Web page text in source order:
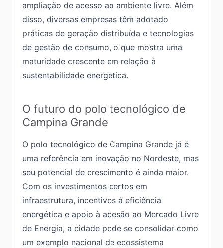
ampliação de acesso ao ambiente livre. Além
disso, diversas empresas têm adotado
práticas de geração distribuída e tecnologias
de gestão de consumo, o que mostra uma
maturidade crescente em relação à
sustentabilidade energética.
O futuro do polo tecnológico de
Campina Grande
O polo tecnológico de Campina Grande já é
uma referência em inovação no Nordeste, mas
seu potencial de crescimento é ainda maior.
Com os investimentos certos em
infraestrutura, incentivos à eficiência
energética e apoio à adesão ao Mercado Livre
de Energia, a cidade pode se consolidar como
um exemplo nacional de ecossistema